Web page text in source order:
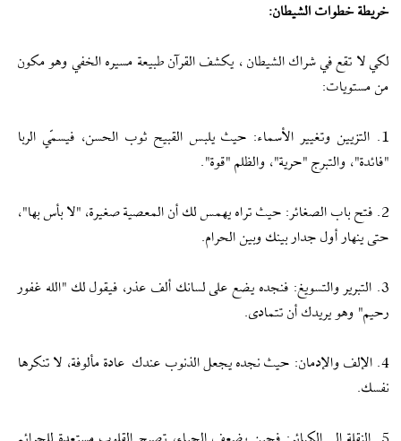
خريطة خطوات الشيطان:
لكي لا تقع في شراك الشيطان ، يكشف القرآن طبيعة مسيره الخفي وهو مكون
من مستويات:
1. التزيين وتغيير الأسماء: حيث يلبس القبيح ثوب الحسن، فيسمّي الربا
"فائدة"، والتبرج "حرية"، والظلم "قوة".
2. فتح باب الصغائر: حيث تراه يهمس لك أن المعصية صغيرة، "لا بأس بها"،
حتى ينهار أول جدار بينك وبين الحرام.
3. التبرير والتسويغ: فنجده يضع على لسانك ألف عذر، فيقول لك "الله غفور
رحيم" وهو يريدك أن تتمادى.
4. الإلف والإدمان: حيث نجده يجعل الذنوب عندك عادة مألوفة، لا تنكرها
نفسك.